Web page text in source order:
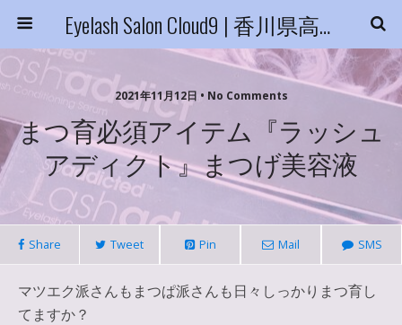
Eyelash Salon Cloud9 | 香川県高松市
2021年11月12日 • No Comments
まつ育必須アイテム『ラッシュ
アディクト』まつげ美容液
Share Tweet Pin Mail SMS
マツエク派さんもまつぱ派さんも日々しっかりまつ育し
てますか？